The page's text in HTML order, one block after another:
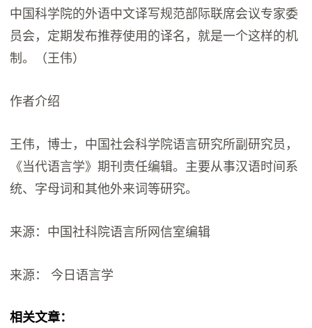
中国科学院的外语中文译写规范部际联席会议专家委
员会，定期发布推荐使用的译名，就是一个这样的机
制。（王伟）
作者介绍
王伟，博⼠，中国社会科学院语言研究所副研究员，
《当代语言学》期刊责任编辑。主要从事汉语时间系
统、字母词和其他外来词等研究。
来源：中国社科院语言所网信室编辑
来源： 今日语言学
相关文章：